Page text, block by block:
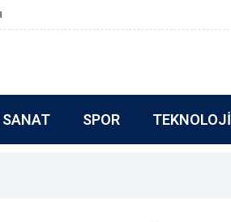
SANAT SPOR TEKNOLOJI